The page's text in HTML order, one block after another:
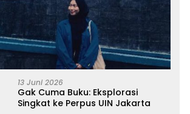
13 Juni 2026
Gak Cuma Buku: Eksplorasi
Singkat ke Perpus UIN Jakarta